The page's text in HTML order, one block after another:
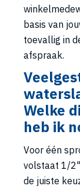
basis van
toevallig in
afspraak.
Welke
heb ik
Voor één
volstaat 1/
de juiste